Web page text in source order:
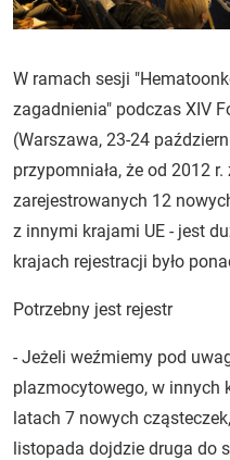
W ramach sesji
zagadnienia" podczas XIV
(Warszawa, 23-24
przypomniała, że od 2012
zarejestrowanych 12
z innymi krajami UE - jest
krajach rejestracji było
Potrzebny jest rejestr
- Jeżeli weźmiemy pod
plazmocytowego, w innych
latach 7 nowych
listopada dojdzie druga do